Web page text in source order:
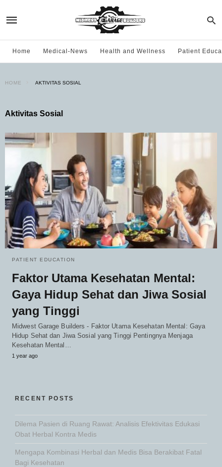
Home Medical-News Health and Wellness Patient
HOME AKTIVITAS SOSIAL
Aktivitas Sosial
PATIENT EDUCATION
Faktor Utama Kesehatan Mental:
Gaya Hidup Sehat dan Jiwa Sosial
yang Tinggi
Midwest Garage Builders - Faktor Utama Kesehatan Mental: Gaya
Hidup Sehat dan Jiwa Sosial yang Tinggi Pentingnya Menjaga
Kesehatan Mental…
1 year ago
RECENT POSTS
Dilema Pasien di Ruang Rawat: Analisis Efektivitas Edukasi
Obat Herbal Kontra Medis
Mengapa Kombinasi Herbal dan Medis Bisa Berakibat Fatal
Bagi Kesehatan